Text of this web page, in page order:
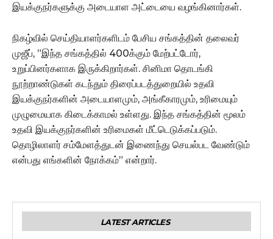
இயக்குநர்களுக்கு அடையாள அட்டையை வழங்கினார்கள்.
நிகழ்வில் செய்தியாளர்களிடம் பேசிய சங்கத்தின் தலைவர்
முஜீப், ”இந்த சங்கத்தில் 400க்கும் மேற்பட்டோர்,
உறுப்பினர்களாக இருக்கிறார்கள். சினிமா தொடங்கி
நூற்றாண்டுகள் கடந்தும் திரைப்படத்துறையில் உதவி
இயக்குநர்களின் அடையாளமும், அங்கீகாரமும், உரிமையும்
முழுமையாக கிடைக்காமல் உள்ளது. இந்த சங்கத்தின் மூலம்
உதவி இயக்குநர்களின் உரிமைகள் மீட்டெடுக்கப்படும்.
தொழிலாளர் சம்மேளத்துடன் இணைந்து செயல்பட வேண்டும்
என்பது எங்களின் நோக்கம்” என்றார்.
LATEST ARTICLES